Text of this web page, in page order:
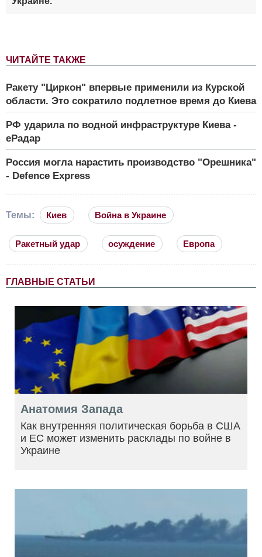
ЧИТАЙТЕ ТАКЖЕ
Ракету "Циркон" впервые применили из Курской
области. Это сократило подлетное время до Киева
РФ ударила по водной инфраструктуре Киева -
еРадар
Россия могла нарастить производство "Орешника"
- Defence Express
Темы: Киев Война в Украине
Ракетный удар осуждение Европа
ГЛАВНЫЕ СТАТЬИ
Анатомия Запада
Как внутренняя политическая борьба в США
и ЕС может изменить расклады по войне в
Украине